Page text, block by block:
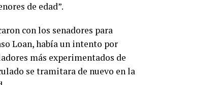
de edad”.
con los senadores para
Loan, había un intento por
más experimentados de
se tramitara de nuevo en la